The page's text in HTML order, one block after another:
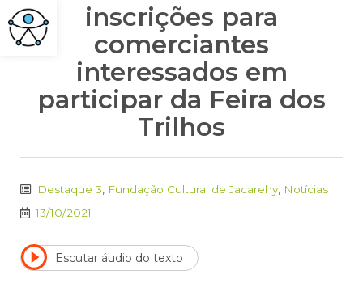
inscrições para
comerciantes
interessados em
participar da Feira dos
Trilhos
Destaque 3 Fundação Cultural de Jacarehy Notícias
13/10/2021
Escutar áudio do texto